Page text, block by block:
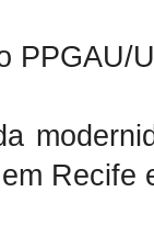
PPGAU/
Recife